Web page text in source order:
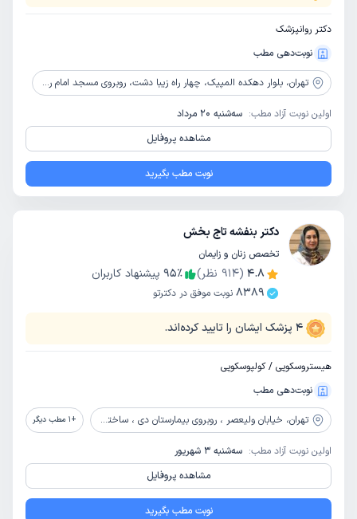
دکتر روانپزشک
نوبت‌دهی مطب
تهران، بلوار دهکده المپیک، چهار راه زیبا دشت، روبروی مسجد امام رضا، پلاک16، طبقه دوم
اولین نوبت آزاد مطب: سه‌شنبه 20 مرداد
مشاهده پروفایل
نوبت مطب بگیرید
دکتر بنفشه تاج بخش
تخصص زنان و زایمان
4.8
(
914 نظر) 95٪
پیشنهاد کاربران
8389 نوبت موفق در دکترتو
4 پزشک ایشان را تایید کرده‌اند.
هیستروسکوپی / کولپوسکوپی
نوبت‌دهی مطب
تهران، خیابان ولیعصر ، روبروی بیمارستان دی ، ساختمان پزشکان 2000 ، طبقه 6 +
1 مطب دیگر
اولین نوبت آزاد مطب: سه‌شنبه 3 شهریور
مشاهده پروفایل
نوبت مطب بگیرید